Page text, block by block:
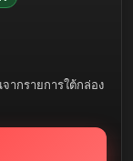
ากรายการใต้กล่อง